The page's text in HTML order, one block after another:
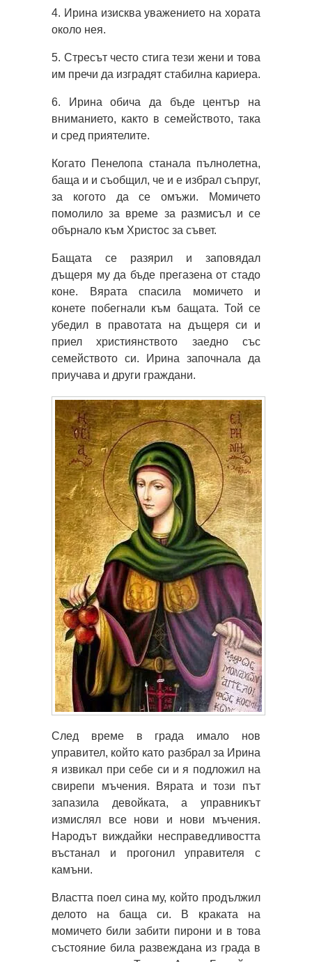
4. Ирина изисква уважението на хората
около нея.
5. Стресът често стига тези жени и това
им пречи да изградят стабилна кариера.
6. Ирина обича да бъде център на
вниманието, както в семейството, така
и сред приятелите.
Когато Пенелопа станала пълнолетна,
баща и и съобщил, че и е избрал съпруг,
за когото да се омъжи. Момичето
помолило за време за размисъл и се
обърнало към Христос за съвет.
Бащата се разярил и заповядал
дъщеря му да бъде прегазена от стадо
коне. Вярата спасила момичето и
конете побегнали към бащата. Той се
убедил в правотата на дъщеря си и
приел християнството заедно със
семейството си. Ирина започнала да
приучава и други граждани.
След време в града имало нов
управител, който като разбрал за Ирина
я извикал при себе си и я подложил на
свирепи мъчения. Вярата и този път
запазила девойката, а управникът
измислял все нови и нови мъчения.
Народът виждайки несправедливостта
въстанал и прогонил управителя с
камъни.
Властта поел сина му, който продължил
делото на баща си. В краката на
момичето били забити пирони и в това
състояние била развеждана из града в